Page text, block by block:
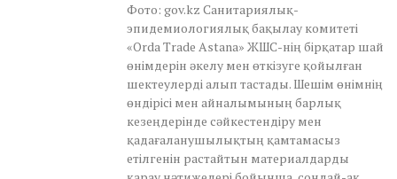
Фото: gov.kz Санитариялық-
эпидемиологиялық бақылау комитеті
«Orda Trade Astana» ЖШС-нің бірқатар шай
өнімдерін әкелу мен өткізуге қойылған
шектеулерді алып тастады. Шешім өнімнің
өндірісі мен айналымының барлық
кезеңдерінде сәйкестендіру мен
қадағаланушылықтың қамтамасыз
етілгенін растайтын материалдарды